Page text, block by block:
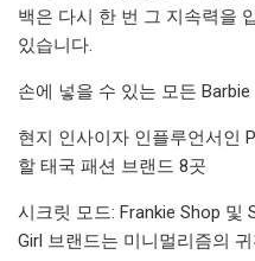
백은 다시 한 번 그 지속력을
있습니다.
손에 넣을 수 있는 모든
현지 인사이자 인플루언서인
할 태국 패션 브랜드 8곳
시크릿 모드: Frankie Shop 및
Girl 브랜드는 미니멀리즘의